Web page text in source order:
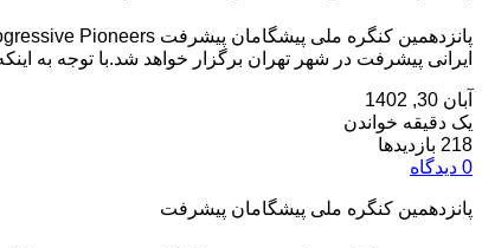
ایرانی پیشرفت در شهر تهران برگزار خواهد شد.با توجه به
آبان 30, 1402
یک دقیقه خواندن
218 بازدیدها
0 دیدگاه
پانزدهمین کنگره ملی پیشگامان پیشرفت